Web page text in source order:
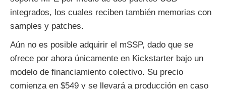
integrados, los cuales reciben también memorias con
samples y patches.
Aún no es posible adquirir el mSSP, dado que se
ofrece por ahora únicamente en Kickstarter bajo un
modelo de financiamiento colectivo. Su precio
comienza en $549 y se llevará a producción en caso